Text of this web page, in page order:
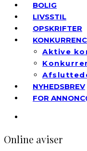
BOLIG
LIVSSTIL
OPSKRIFTER
Aktive
NYHEDSBREV
FOR
Online aviser